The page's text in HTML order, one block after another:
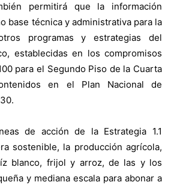
permitirá que la información
base técnica y administrativa para la
programas y estrategias del
establecidas en los compromisos
para el Segundo Piso de la Cuarta
en el Plan Nacional de
de acción de la Estrategia 1.1
sostenible, la producción agrícola,
blanco, frijol y arroz, de las y los
y mediana escala para abonar a